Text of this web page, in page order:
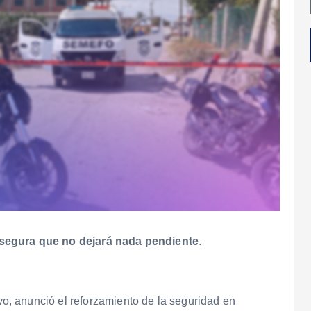
que no dejará nada pendiente.
anunció el reforzamiento de la seguridad en